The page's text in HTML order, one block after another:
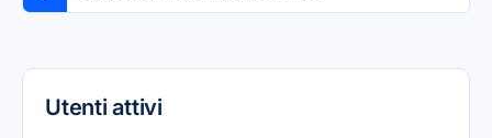
Utenti attivi